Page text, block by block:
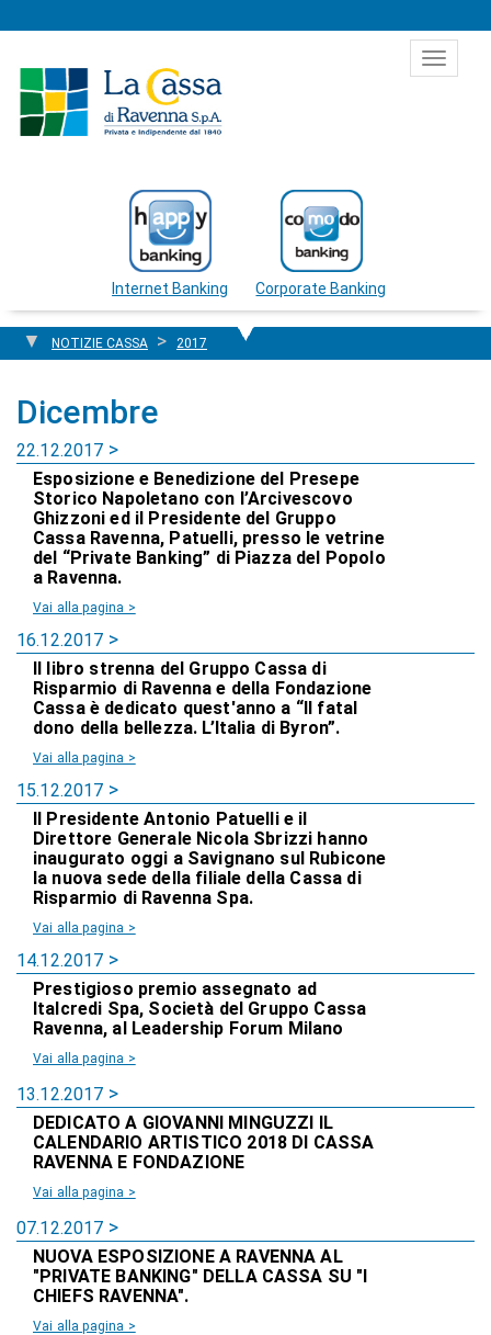
Toggle
Internet Banking Corporate Banking
NOTIZIE CASSA 2017
Dicembre
22.12.2017
Esposizione e Benedizione del Presepe
Storico Napoletano con l’Arcivescovo
Ghizzoni ed il Presidente del Gruppo
Cassa Ravenna, Patuelli, presso le vetrine
del “Private Banking” di Piazza del Popolo
a Ravenna.
Vai alla pagina >
16.12.2017
Il libro strenna del Gruppo Cassa di
Risparmio di Ravenna e della Fondazione
Cassa è dedicato quest'anno a “Il fatal
dono della bellezza. L’Italia di Byron”.
Vai alla pagina >
15.12.2017
Il Presidente Antonio Patuelli e il
Direttore Generale Nicola Sbrizzi hanno
inaugurato oggi a Savignano sul Rubicone
la nuova sede della filiale della Cassa di
Risparmio di Ravenna Spa.
Vai alla pagina >
14.12.2017
Prestigioso premio assegnato ad
Italcredi Spa, Società del Gruppo Cassa
Ravenna, al Leadership Forum Milano
Vai alla pagina >
13.12.2017
DEDICATO A GIOVANNI MINGUZZI IL
CALENDARIO ARTISTICO 2018 DI CASSA
RAVENNA E FONDAZIONE
Vai alla pagina >
07.12.2017
NUOVA ESPOSIZIONE A RAVENNA AL
"PRIVATE BANKING" DELLA CASSA SU "I
CHIEFS RAVENNA".
Vai alla pagina >